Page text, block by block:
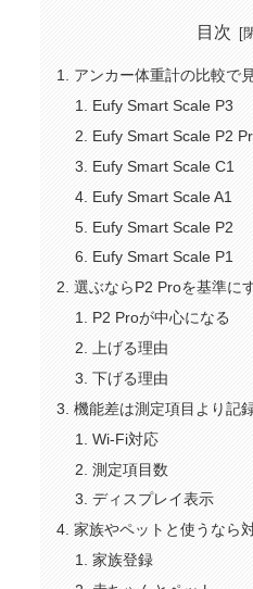
目次
アンカー体重計の比較で
Eufy Smart Scale P3
Eufy Smart Scale P2
Eufy Smart Scale C1
Eufy Smart Scale A1
Eufy Smart Scale P2
Eufy Smart Scale P1
選ぶならP2 Proを基準に
P2 Proが中心になる
上げる理由
下げる理由
機能差は測定項目より記
Wi-Fi対応
測定項目数
ディスプレイ表示
家族やペットと使うなら
家族登録